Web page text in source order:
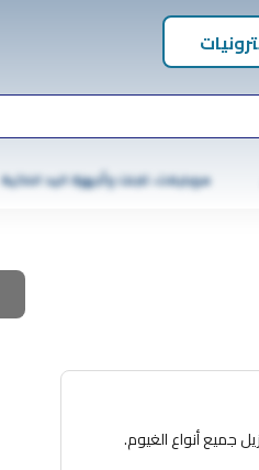
موبايلات، تابلت وأجهزة اليد الذكية
جميع أنواع الغيوم.